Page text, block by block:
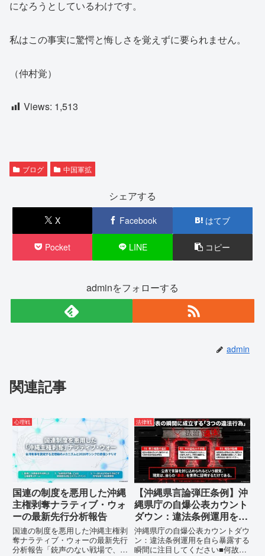
になろうとしているわけです。
私はこの事実に驚愕と悔しさを覚えずに要られません。
（仲村覚）
Views: 1,513
ブログ 中国軍拡
シェアする
X Facebook はてブ
Pocket LINE コピー
adminをフォローする
admin
関連記事
心理戦
国連の制度を悪用した沖縄
主権剥奪ナラティブ・ウォ
ーの最新先行分析報告
国連の制度を悪用した沖縄主権剥
奪ナラティブ・ウォーの最新先行
分析報告「銃声のない戦場で、日
法律戦
【沖縄県言論弾圧条例】沖
縄県庁の自爆公表カウント
ダウン：違法条例運用を自
ら暴露する瞬間に注目して
ください
沖縄県庁の自爆公表カウントダウ
ン：違法条例運用を自ら暴露する
瞬間に注目してください■何故、